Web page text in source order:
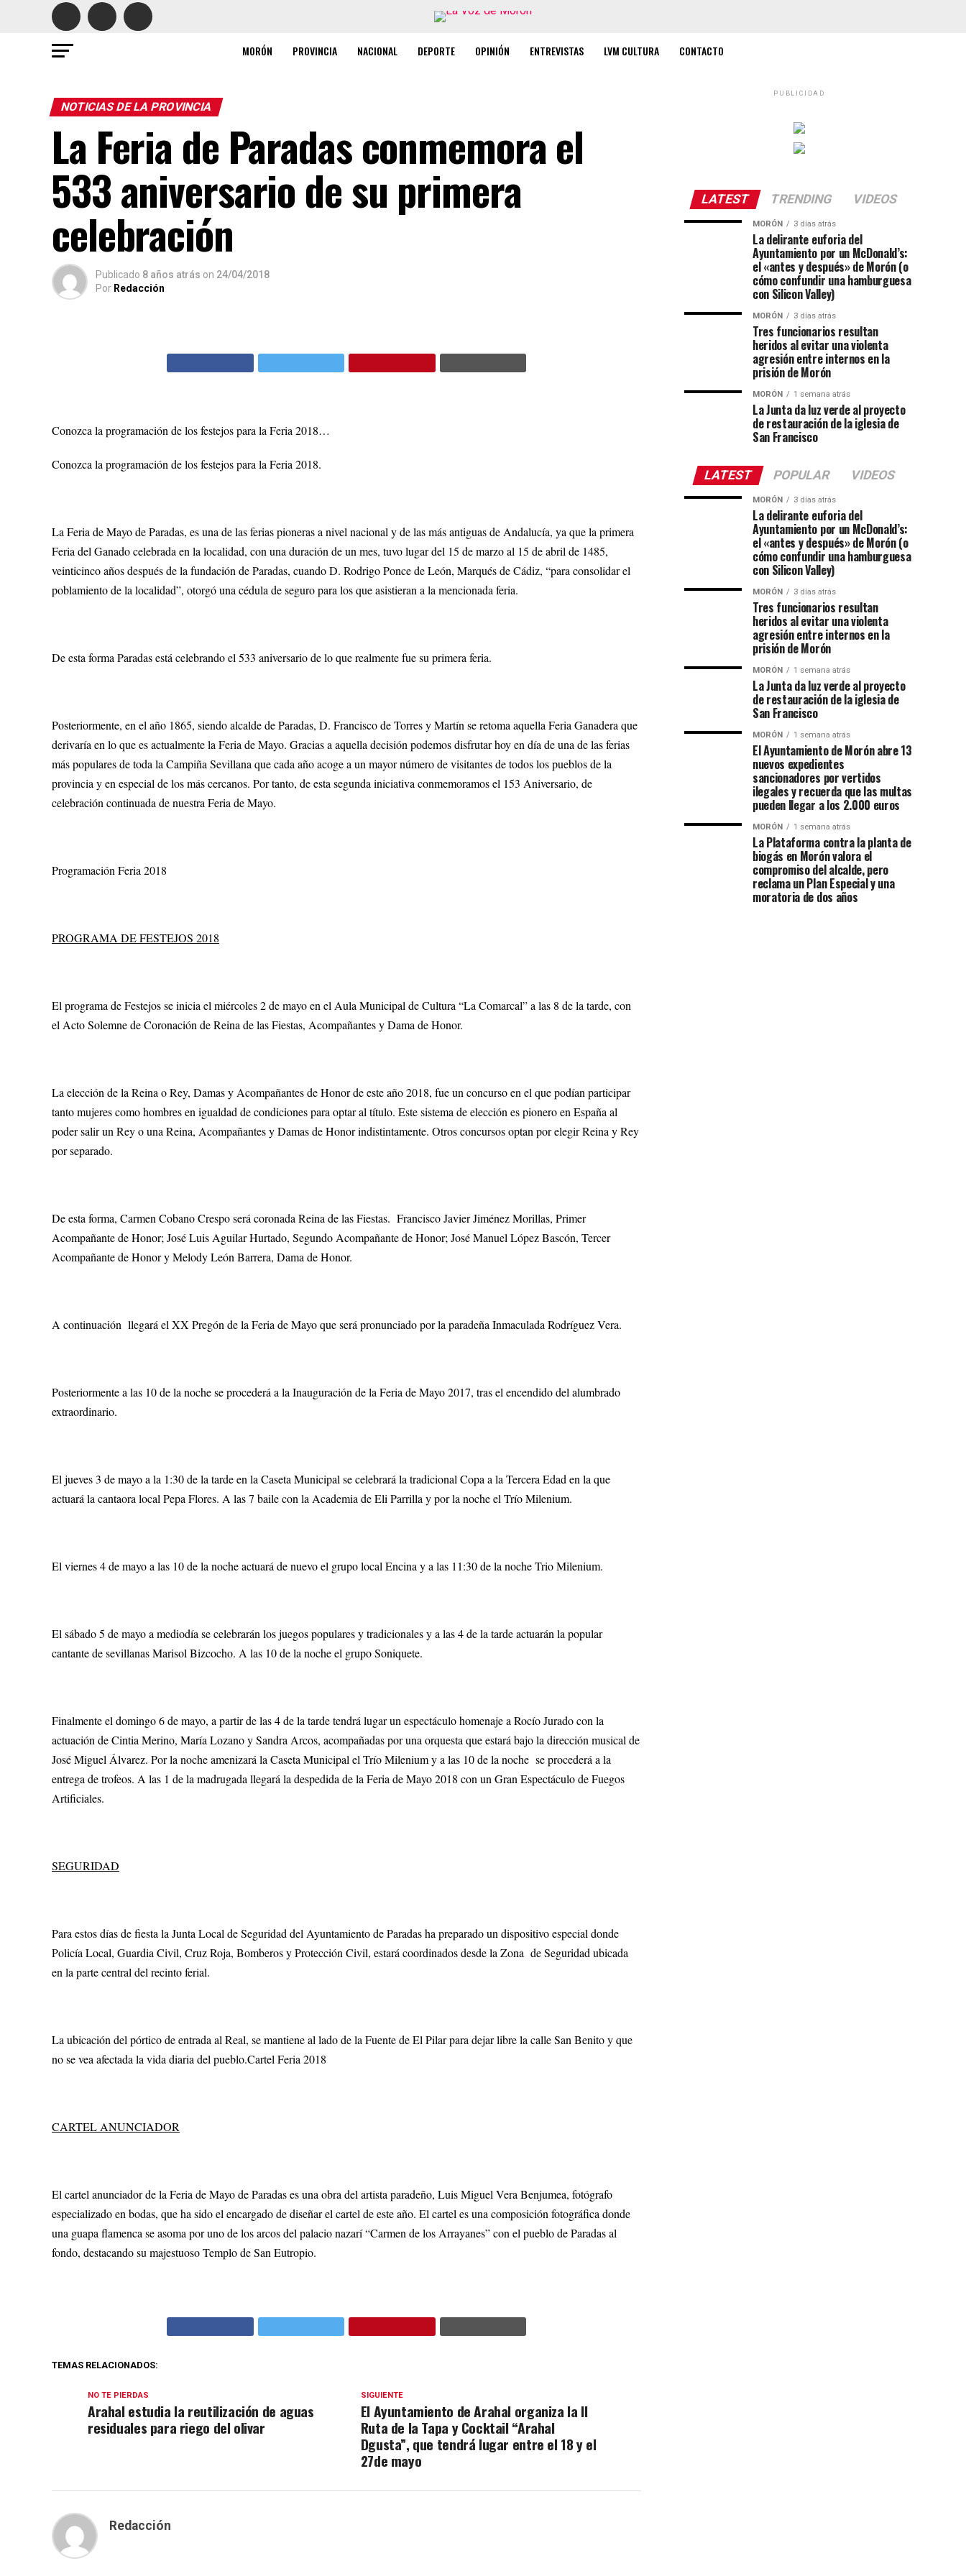
MORÓN PROVINCIA NACIONAL DEPORTE OPINIÓN ENTREVISTAS LVM CULTURA CONTACTO
NOTICIAS DE LA PROVINCIA
La Feria de Paradas conmemora el
533 aniversario de su primera
celebración
Publicado 8 años atrás on 24/04/2018
Por Redacción
Conozca la programación de los festejos para la Feria 2018…
Conozca la programación de los festejos para la Feria 2018.
La Feria de Mayo de Paradas, es una de las ferias pioneras a nivel nacional y de las más antiguas de Andalucía, ya que la primera
Feria del Ganado celebrada en la localidad, con una duración de un mes, tuvo lugar del 15 de marzo al 15 de abril de 1485,
veinticinco años después de la fundación de Paradas, cuando D. Rodrigo Ponce de León, Marqués de Cádiz, “para consolidar el
poblamiento de la localidad”, otorgó una cédula de seguro para los que asistieran a la mencionada feria.
De esta forma Paradas está celebrando el 533 aniversario de lo que realmente fue su primera feria.
Posteriormente, en el año 1865, siendo alcalde de Paradas, D. Francisco de Torres y Martín se retoma aquella Feria Ganadera que
derivaría en lo que es actualmente la Feria de Mayo. Gracias a aquella decisión podemos disfrutar hoy en día de una de las ferias
más populares de toda la Campiña Sevillana que cada año acoge a un mayor número de visitantes de todos los pueblos de la
provincia y en especial de los más cercanos. Por tanto, de esta segunda iniciativa conmemoramos el 153 Aniversario, de
celebración continuada de nuestra Feria de Mayo.
Programación Feria 2018
PROGRAMA DE FESTEJOS 2018
El programa de Festejos se inicia el miércoles 2 de mayo en el Aula Municipal de Cultura “La Comarcal” a las 8 de la tarde, con
el Acto Solemne de Coronación de Reina de las Fiestas, Acompañantes y Dama de Honor.
La elección de la Reina o Rey, Damas y Acompañantes de Honor de este año 2018, fue un concurso en el que podían participar
tanto mujeres como hombres en igualdad de condiciones para optar al título. Este sistema de elección es pionero en España al
poder salir un Rey o una Reina, Acompañantes y Damas de Honor indistintamente. Otros concursos optan por elegir Reina y Rey
por separado.
De esta forma, Carmen Cobano Crespo será coronada Reina de las Fiestas. Francisco Javier Jiménez Morillas, Primer
Acompañante de Honor; José Luis Aguilar Hurtado, Segundo Acompañante de Honor; José Manuel López Bascón, Tercer
Acompañante de Honor y Melody León Barrera, Dama de Honor.
A continuación llegará el XX Pregón de la Feria de Mayo que será pronunciado por la paradeña Inmaculada Rodríguez Vera.
Posteriormente a las 10 de la noche se procederá a la Inauguración de la Feria de Mayo 2017, tras el encendido del alumbrado
extraordinario.
El jueves 3 de mayo a la 1:30 de la tarde en la Caseta Municipal se celebrará la tradicional Copa a la Tercera Edad en la que
actuará la cantaora local Pepa Flores. A las 7 baile con la Academia de Eli Parrilla y por la noche el Trío Milenium.
El viernes 4 de mayo a las 10 de la noche actuará de nuevo el grupo local Encina y a las 11:30 de la noche Trio Milenium.
El sábado 5 de mayo a mediodía se celebrarán los juegos populares y tradicionales y a las 4 de la tarde actuarán la popular
cantante de sevillanas Marisol Bizcocho. A las 10 de la noche el grupo Soniquete.
Finalmente el domingo 6 de mayo, a partir de las 4 de la tarde tendrá lugar un espectáculo homenaje a Rocío Jurado con la
actuación de Cintia Merino, María Lozano y Sandra Arcos, acompañadas por una orquesta que estará bajo la dirección musical de
José Miguel Álvarez. Por la noche amenizará la Caseta Municipal el Trío Milenium y a las 10 de la noche se procederá a la
entrega de trofeos. A las 1 de la madrugada llegará la despedida de la Feria de Mayo 2018 con un Gran Espectáculo de Fuegos
Artificiales.
SEGURIDAD
Para estos días de fiesta la Junta Local de Seguridad del Ayuntamiento de Paradas ha preparado un dispositivo especial donde
Policía Local, Guardia Civil, Cruz Roja, Bomberos y Protección Civil, estará coordinados desde la Zona de Seguridad ubicada
en la parte central del recinto ferial.
La ubicación del pórtico de entrada al Real, se mantiene al lado de la Fuente de El Pilar para dejar libre la calle San Benito y que
no se vea afectada la vida diaria del pueblo.Cartel Feria 2018
CARTEL ANUNCIADOR
El cartel anunciador de la Feria de Mayo de Paradas es una obra del artista paradeño, Luis Miguel Vera Benjumea, fotógrafo
especializado en bodas, que ha sido el encargado de diseñar el cartel de este año. El cartel es una composición fotográfica donde
una guapa flamenca se asoma por uno de los arcos del palacio nazarí “Carmen de los Arrayanes” con el pueblo de Paradas al
fondo, destacando su majestuoso Templo de San Eutropio.
TEMAS RELACIONADOS:
SIGUIENTE
El Ayuntamiento de Arahal organiza la II
Ruta de la Tapa y Cocktail “Arahal
Dgusta”, que tendrá lugar entre el 18 y el
27de mayo
NO TE PIERDAS
Arahal estudia la reutilización de aguas
residuales para riego del olivar
Redacción
PUBLICIDAD
LATEST TRENDING VIDEOS
MORÓN 3 días atrás
La delirante euforia del
Ayuntamiento por un McDonald’s:
el «antes y después» de Morón (o
cómo confundir una hamburguesa
con Silicon Valley)
MORÓN 3 días atrás
Tres funcionarios resultan
heridos al evitar una violenta
agresión entre internos en la
prisión de Morón
MORÓN 1 semana atrás
La Junta da luz verde al proyecto
de restauración de la iglesia de
San Francisco
LATEST POPULAR VIDEOS
MORÓN 3 días atrás
La delirante euforia del
Ayuntamiento por un McDonald’s:
el «antes y después» de Morón (o
cómo confundir una hamburguesa
con Silicon Valley)
MORÓN 3 días atrás
Tres funcionarios resultan
heridos al evitar una violenta
agresión entre internos en la
prisión de Morón
MORÓN 1 semana atrás
La Junta da luz verde al proyecto
de restauración de la iglesia de
San Francisco
MORÓN 1 semana atrás
El Ayuntamiento de Morón abre 13
nuevos expedientes
sancionadores por vertidos
ilegales y recuerda que las multas
pueden llegar a los 2.000 euros
MORÓN 1 semana atrás
La Plataforma contra la planta de
biogás en Morón valora el
compromiso del alcalde, pero
reclama un Plan Especial y una
moratoria de dos años